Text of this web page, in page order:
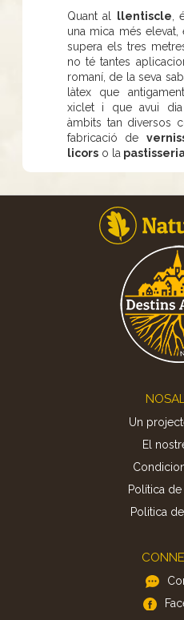
Quant al
llentiscle ,
una mica més elevat,
supera els tres
no té tantes
romaní, de la seva
làtex que
xiclet i que avui
àmbits tan diversos
fabricació de
licors o la
Un
El
Política
Politica